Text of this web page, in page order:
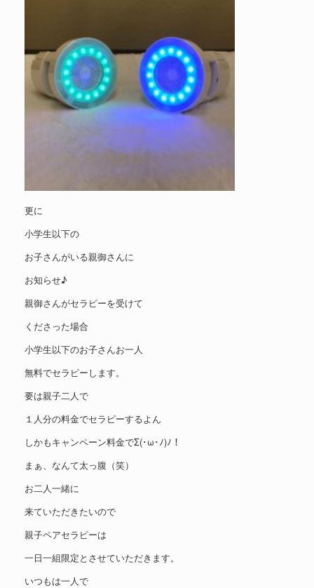
更に
小学生以下の
お子さんがいる親御さんに
お知らせ♪
親御さんがセラピーを受けて
くださった場合
小学生以下のお子さんお一人
無料でセラピーします。
要は親子二人で
１人分の料金でセラピーするよん
しかもキャンペーン料金でΣ(･ω･ﾉ)ﾉ！
まぁ、なんて太っ腹（笑）
お二人一緒に
来ていただきたいので
親子ペアセラピーは
一日一組限定とさせていただきます。
いつもは一人で